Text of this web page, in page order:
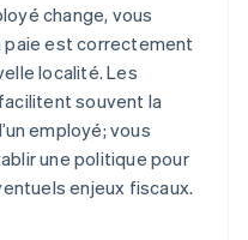
change, vous
paie est correctement
localité. Les
souvent la
employé; vous
une politique pour
enjeux fiscaux.